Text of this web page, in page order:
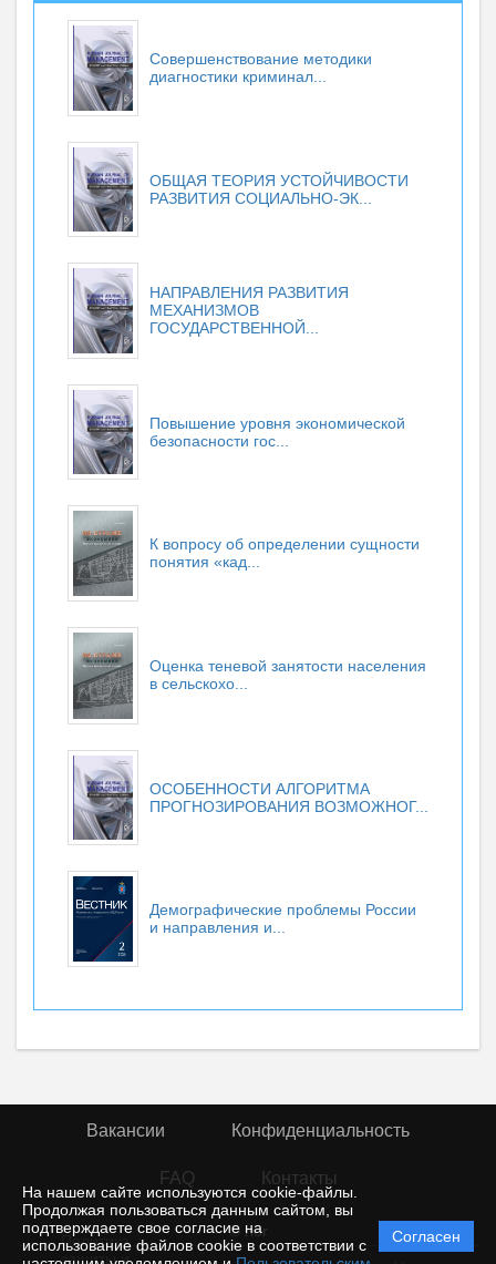
На нашем сайте используются cookie-файлы.
Продолжая пользоваться данным сайтом, вы
подтверждаете свое согласие на
использование файлов cookie в соответствии с
Согласен
Совершенствование методики
диагностики криминал...
ОБЩАЯ ТЕОРИЯ УСТОЙЧИВОСТИ
РАЗВИТИЯ СОЦИАЛЬНО-ЭК...
НАПРАВЛЕНИЯ РАЗВИТИЯ
МЕХАНИЗМОВ
ГОСУДАРСТВЕННОЙ...
Повышение уровня экономической
безопасности гос...
К вопросу об определении сущности
понятия «кад...
Оценка теневой занятости населения
в сельскохо...
ОСОБЕННОСТИ АЛГОРИТМА
ПРОГНОЗИРОВАНИЯ ВОЗМОЖНОГ...
Демографические проблемы России
и направления и...
Вакансии Конфиденциальность
FAQ Контакты
© rior
Политика
защиты и